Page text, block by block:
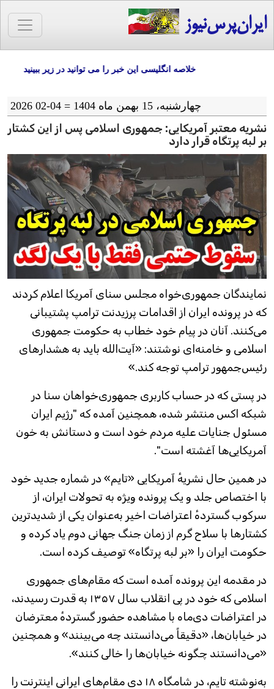
ایران‌پرس‌نیوز
خلاصه انگلیسی این خبر را می توانید در زیر ببینید
چهارشنبه، 15 بهمن ماه 1404 = 04-02 2026
نشریه معتبر آمریکایی: جمهوری اسلامی پس از این کشتار
بر لبه پرتگاه قرار دارد
نمایندگان جمهوری‌خواه مجلس سنای آمریکا اعلام کردند
که در پرونده ایران از اقدامات پرزیدنت ترامپ پشتیبانی
می‌کنند. آنان در پیام خود خطاب به حکومت جمهوری
اسلامی و خامنه‌ای نوشتند: «آیت‌الله‌ باید به هشدارهای
رئیس‌جمهور ترامپ توجه کند.»
در پستی که در حساب کاربری جمهور‌ی‌خواهان سنا در
شبکه اکس منتشر شده، همچنین آمده که "رژیم ایران
مسئول جنایات علیه مردم خود است و دستانش به خون
آمریکایی‌ها آغشته است".
در همین حال نشریهٔ آمریکایی «تایم» در شماره جدید خود
با اختصاص جلد و یک پرونده ویژه به تحولات ایران، از
سرکوب گستردهٔ اعتراضات اخیر به‌عنوان یکی از شدیدترین
کشتارها با سلاح گرم از زمان جنگ جهانی دوم یاد کرده و
حکومت ایران را «بر لبه پرتگاه» توصیف کرده است.
در مقدمه این پرونده آمده است که مقام‌های جمهوری
اسلامی که خود در پی انقلاب سال ۱۳۵۷ به قدرت رسیدند،
در اعتراضات دی‌ماه با مشاهده حضور گستردهٔ معترضان
در خیابان‌ها، «دقیقاً می‌دانستند چه می‌بینند» و همچنین
«می‌دانستند چگونه خیابان‌ها را خالی کنند».
به‌نوشته تایم، در شامگاه ۱۸ دی مقام‌های ایرانی اینترنت را